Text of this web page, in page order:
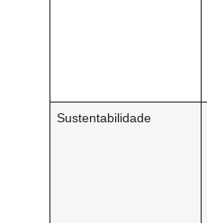
Sustentabilidade